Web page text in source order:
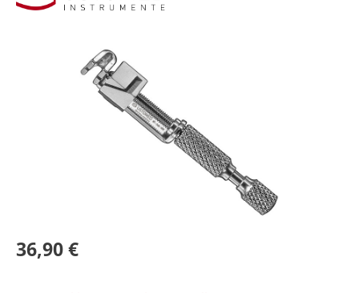
Bildergalerie überspringen
36,90 €